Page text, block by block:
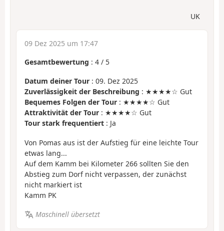
UK
09 Dez 2025 um 17:47
Gesamtbewertung : 4 / 5
Datum deiner Tour : 09. Dez 2025
Zuverlässigkeit der Beschreibung : ★★★★☆ Gut
Bequemes Folgen der Tour : ★★★★☆ Gut
Attraktivität der Tour : ★★★★☆ Gut
Tour stark frequentiert : Ja
Von Pomas aus ist der Aufstieg für eine leichte Tour
etwas lang...
Auf dem Kamm bei Kilometer 266 sollten Sie den
Abstieg zum Dorf nicht verpassen, der zunächst
nicht markiert ist
Kamm PK
Maschinell übersetzt